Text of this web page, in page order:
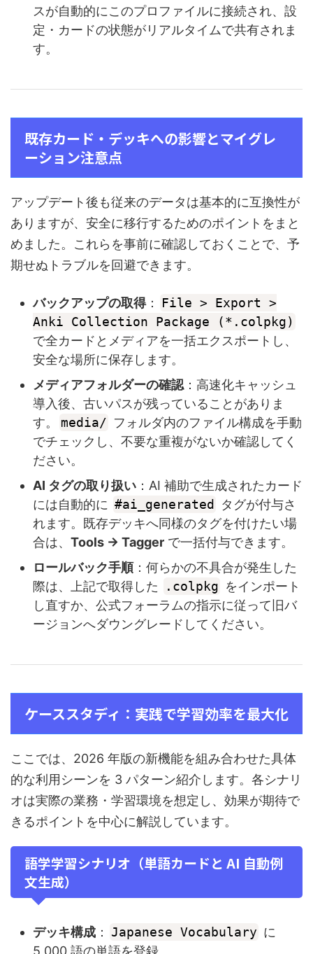
スが自動的にこのプロファイルに接続され、設
定・カードの状態がリアルタイムで共有されま
す。
既存カード・デッキへの影響とマイグレ
ーション注意点
アップデート後も従来のデータは基本的に互換性が
ありますが、安全に移行するためのポイントをまと
めました。これらを事前に確認しておくことで、予
期せぬトラブルを回避できます。
バックアップの取得：
File > Export >
Anki Collection Package (*.colpkg)
で全カードとメディアを一括エクスポートし、
安全な場所に保存します。
メディアフォルダーの確認：高速化キャッシュ
導入後、古いパスが残っていることがありま
す。
media/ フォルダ内のファイル構成を手動
でチェックし、不要な重複がないか確認してく
ださい。
AI タグの取り扱い ：AI 補助で生成されたカード
には自動的に #ai_generated タグが付与さ
れます。既存デッキへ同様のタグを付けたい場
合は、 Tools → Tagger で一括付与できます。
ロールバック手順：何らかの不具合が発生した
際は、上記で取得した
.colpkg をインポート
し直すか、公式フォーラムの指示に従って旧バ
ージョンへダウングレードしてください。
ケーススタディ：実践で学習効率を最大化
ここでは、2026 年版の新機能を組み合わせた具体
的な利用シーンを 3 パターン紹介します。各シナリ
オは実際の業務・学習環境を想定し、効果が期待で
きるポイントを中心に解説しています。
語学学習シナリオ（単語カードと AI 自動例
文生成）
デッキ構成 ： Japanese Vocabulary に
5,000 語の単語を登録。